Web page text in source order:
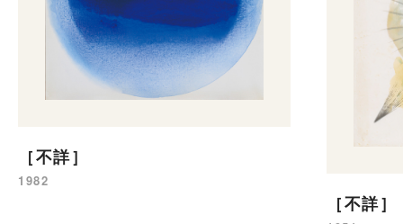
［不詳］
1982
［不詳］